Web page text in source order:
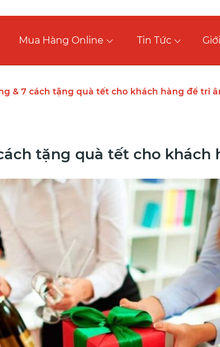
Mua Hàng Online Tin Tức
& 7 cách tặng quà tết cho khách hàng để tri
tặng quà tết cho khách